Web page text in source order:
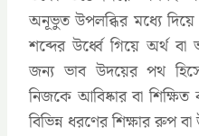
অনূভুত উপলব্ধির মধ্যে দিয়ে
শব্দের উর্ধ্বে গিয়ে অর্থ
জন্য ভাব উদয়ের পথ
নিজকে আবিষ্কার বা শিক্ষিত
বিভিন্ন ধরণের শিক্ষার রুপ